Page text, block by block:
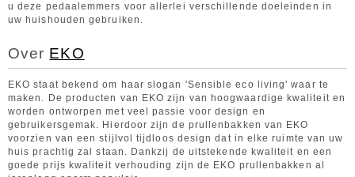
u deze pedaalemmers voor allerlei verschillende doeleinden in
uw huishouden gebruiken.
Over EKO
EKO staat bekend om haar slogan 'Sensible eco living' waar te
maken. De producten van EKO zijn van hoogwaardige kwaliteit en
worden ontworpen met veel passie voor design en
gebruikersgemak. Hierdoor zijn de prullenbakken van EKO
voorzien van een stijlvol tijdloos design dat in elke ruimte van uw
huis prachtig zal staan. Dankzij de uitstekende kwaliteit en een
goede prijs kwaliteit verhouding zijn de EKO prullenbakken al